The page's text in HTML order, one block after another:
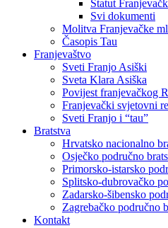
Statut
Svi dokumenti
Molitva Franjevačke
Časopis Tau
Franjevaštvo
Sveti Franjo Asiški
Sveta Klara Asiška
Povijest franjevačkog
Franjevački svjetovni
Sveti Franjo i “tau”
Bratstva
Hrvatsko nacionalno
Osječko područno
Primorsko-istarsko
Splitsko-dubrovačko
Zadarsko-šibensko
Zagrebačko područno
Kontakt